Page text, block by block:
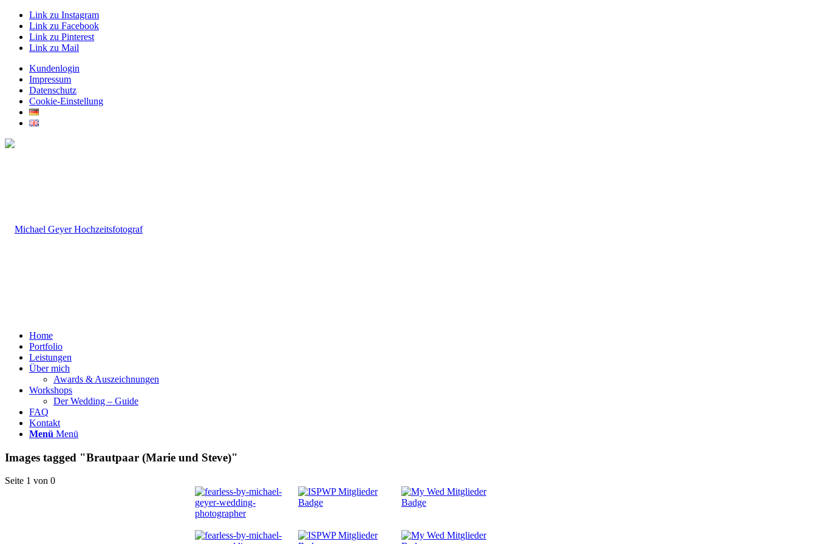
Link zu Instagram
Link zu Facebook
Link zu Pinterest
Link zu Mail
Kundenlogin
Impressum
Datenschutz
Cookie-Einstellung
Home
Portfolio
Leistungen
Über mich
Awards & Auszeichnungen
Workshops
Der Wedding – Guide
FAQ
Kontakt
Menü Menü
Images tagged "Brautpaar (Marie und Steve)"
Seite 1 von 0